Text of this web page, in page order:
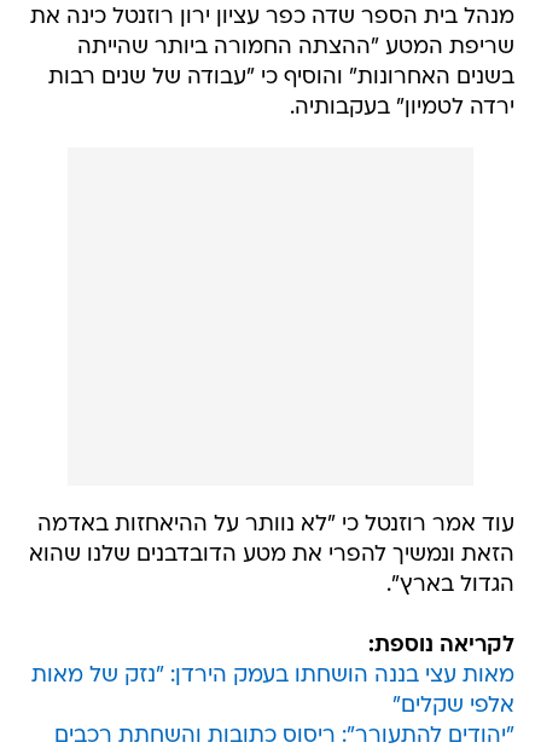
מנהל בית הספר שדה כפר עציון ירון רוזנטל כינה את
שריפת המטע "ההצתה החמורה ביותר שהייתה
בשנים האחרונות" והוסיף כי "עבודה של שנים רבות
ירדה לטמיון" בעקבותיה.
עוד אמר רוזנטל כי "לא נוותר על ההיאחזות באדמה
הזאת ונמשיך להפרי את מטע הדובדבנים שלנו שהוא
הגדול בארץ".
לקריאה נוספת:
מאות עצי בננה הושחתו בעמק הירדן: "נזק של מאות
אלפי שקלים"
"יהודים להתעורר": ריסוס כתובות והשחתת רכבים